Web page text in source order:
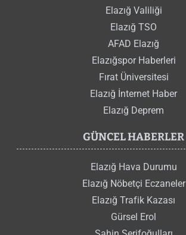
Elazığ Valiliği
Elazığ TSO
AFAD Elazığ
Elazığspor Haberleri
Fırat Üniversitesi
Elazığ İnternet Haber
Elazığ Deprem
GÜNCEL HABERLER
Elazığ Hava Durumu
Elazığ Nöbetçi Eczaneler
Elazığ Trafik Kazası
Gürsel Erol